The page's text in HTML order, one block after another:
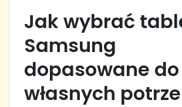
Jak wybrać
Samsung
dopasowane do
własnych